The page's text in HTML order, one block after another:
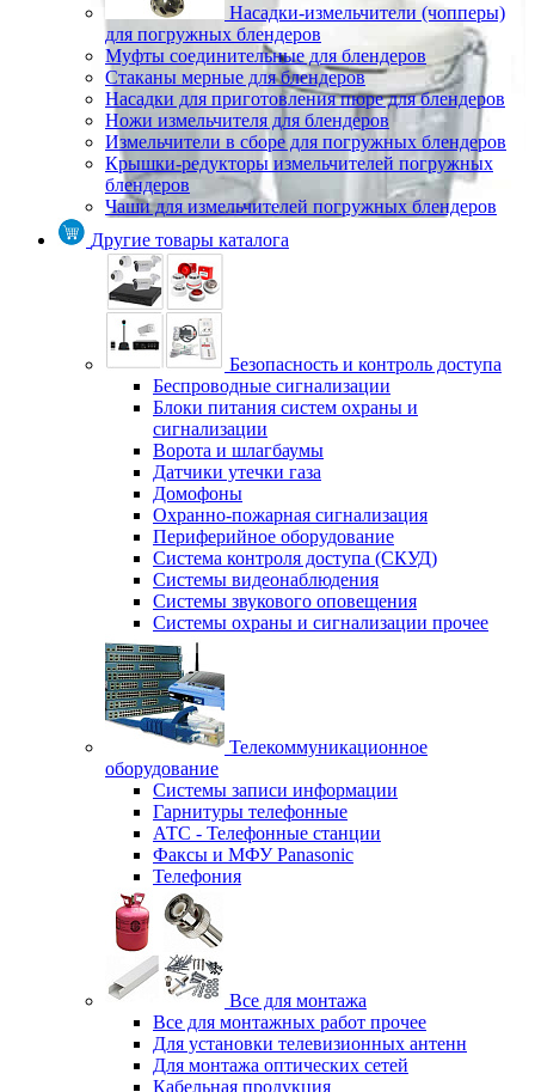
Насадки-измельчители (чопперы)
для погружных блендеров
Муфты соединительные для блендеров
Стаканы мерные для блендеров
Насадки для приготовления пюре для блендеров
Ножи измельчителя для блендеров
Измельчители в сборе для погружных блендеров
Крышки-редукторы измельчителей погружных
блендеров
Чаши для измельчителей погружных блендеров
Другие товары каталога
Безопасность и контроль доступа
Беспроводные сигнализации
Блоки питания систем охраны и
сигнализации
Ворота и шлагбаумы
Датчики утечки газа
Домофоны
Охранно-пожарная сигнализация
Периферийное оборудование
Система контроля доступа (СКУД)
Системы видеонаблюдения
Системы звукового оповещения
Системы охраны и сигнализации прочее
Телекоммуникационное
оборудование
Системы записи информации
Гарнитуры телефонные
АТС - Телефонные станции
Факсы и МФУ Panasonic
Телефония
Все для монтажа
Все для монтажных работ прочее
Для установки телевизионных антенн
Для монтажа оптических сетей
Кабельная продукция